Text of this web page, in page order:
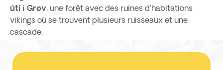
úti í Grøv, une forêt avec des ruines d'habitations
vikings où se trouvent plusieurs ruisseaux et une
cascade.